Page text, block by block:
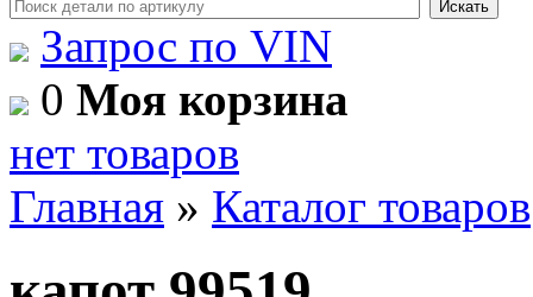
Запрос по VIN
0 Моя корзина
нет товаров
Главная » Каталог товаров